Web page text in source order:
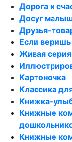
Дорога к
Досуг
Друзья-
Если веришь
Живая серия
Картоночка
Классика
Книжка-
Книжные
Книжные